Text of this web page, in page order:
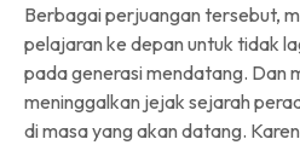
Berbagai perjuangan tersebut,
pelajaran ke depan untuk tidak
pada generasi mendatang. Dan
meninggalkan jejak sejarah
di masa yang akan datang.